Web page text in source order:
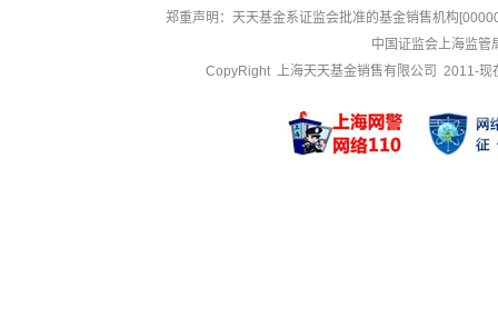
郑重声明： 天天基金系证监会批准的基金销售机构
中国证监会上海监管
CopyRight 上海天天基金销售有限公司 2011-